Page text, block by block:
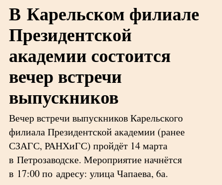
В Карельском филиале
Президентской
академии состоится
вечер встречи
выпускников
Вечер встречи выпускников Карельского
филиала Президентской академии (ранее
СЗАГС, РАНХиГС) пройдёт 14 марта
в Петрозаводске. Мероприятие начнётся
в 17:00 по адресу: улица Чапаева, 6а.